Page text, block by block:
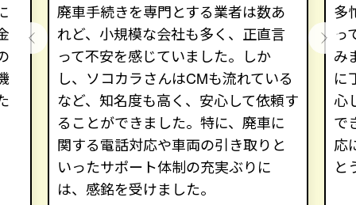
廃車手続きを専門とする業者は数あ
れど、小規模な会社も多く、正直言
って不安を感じていました。しか
し、ソコカラさんはCMも流れている
など、知名度も高く、安心して依頼す
ることができました。特に、廃車に
関する電話対応や車両の引き取りと
いったサポート体制の充実ぶりに
は、感銘を受けました。
多
っ
み
に
心
で
応
と